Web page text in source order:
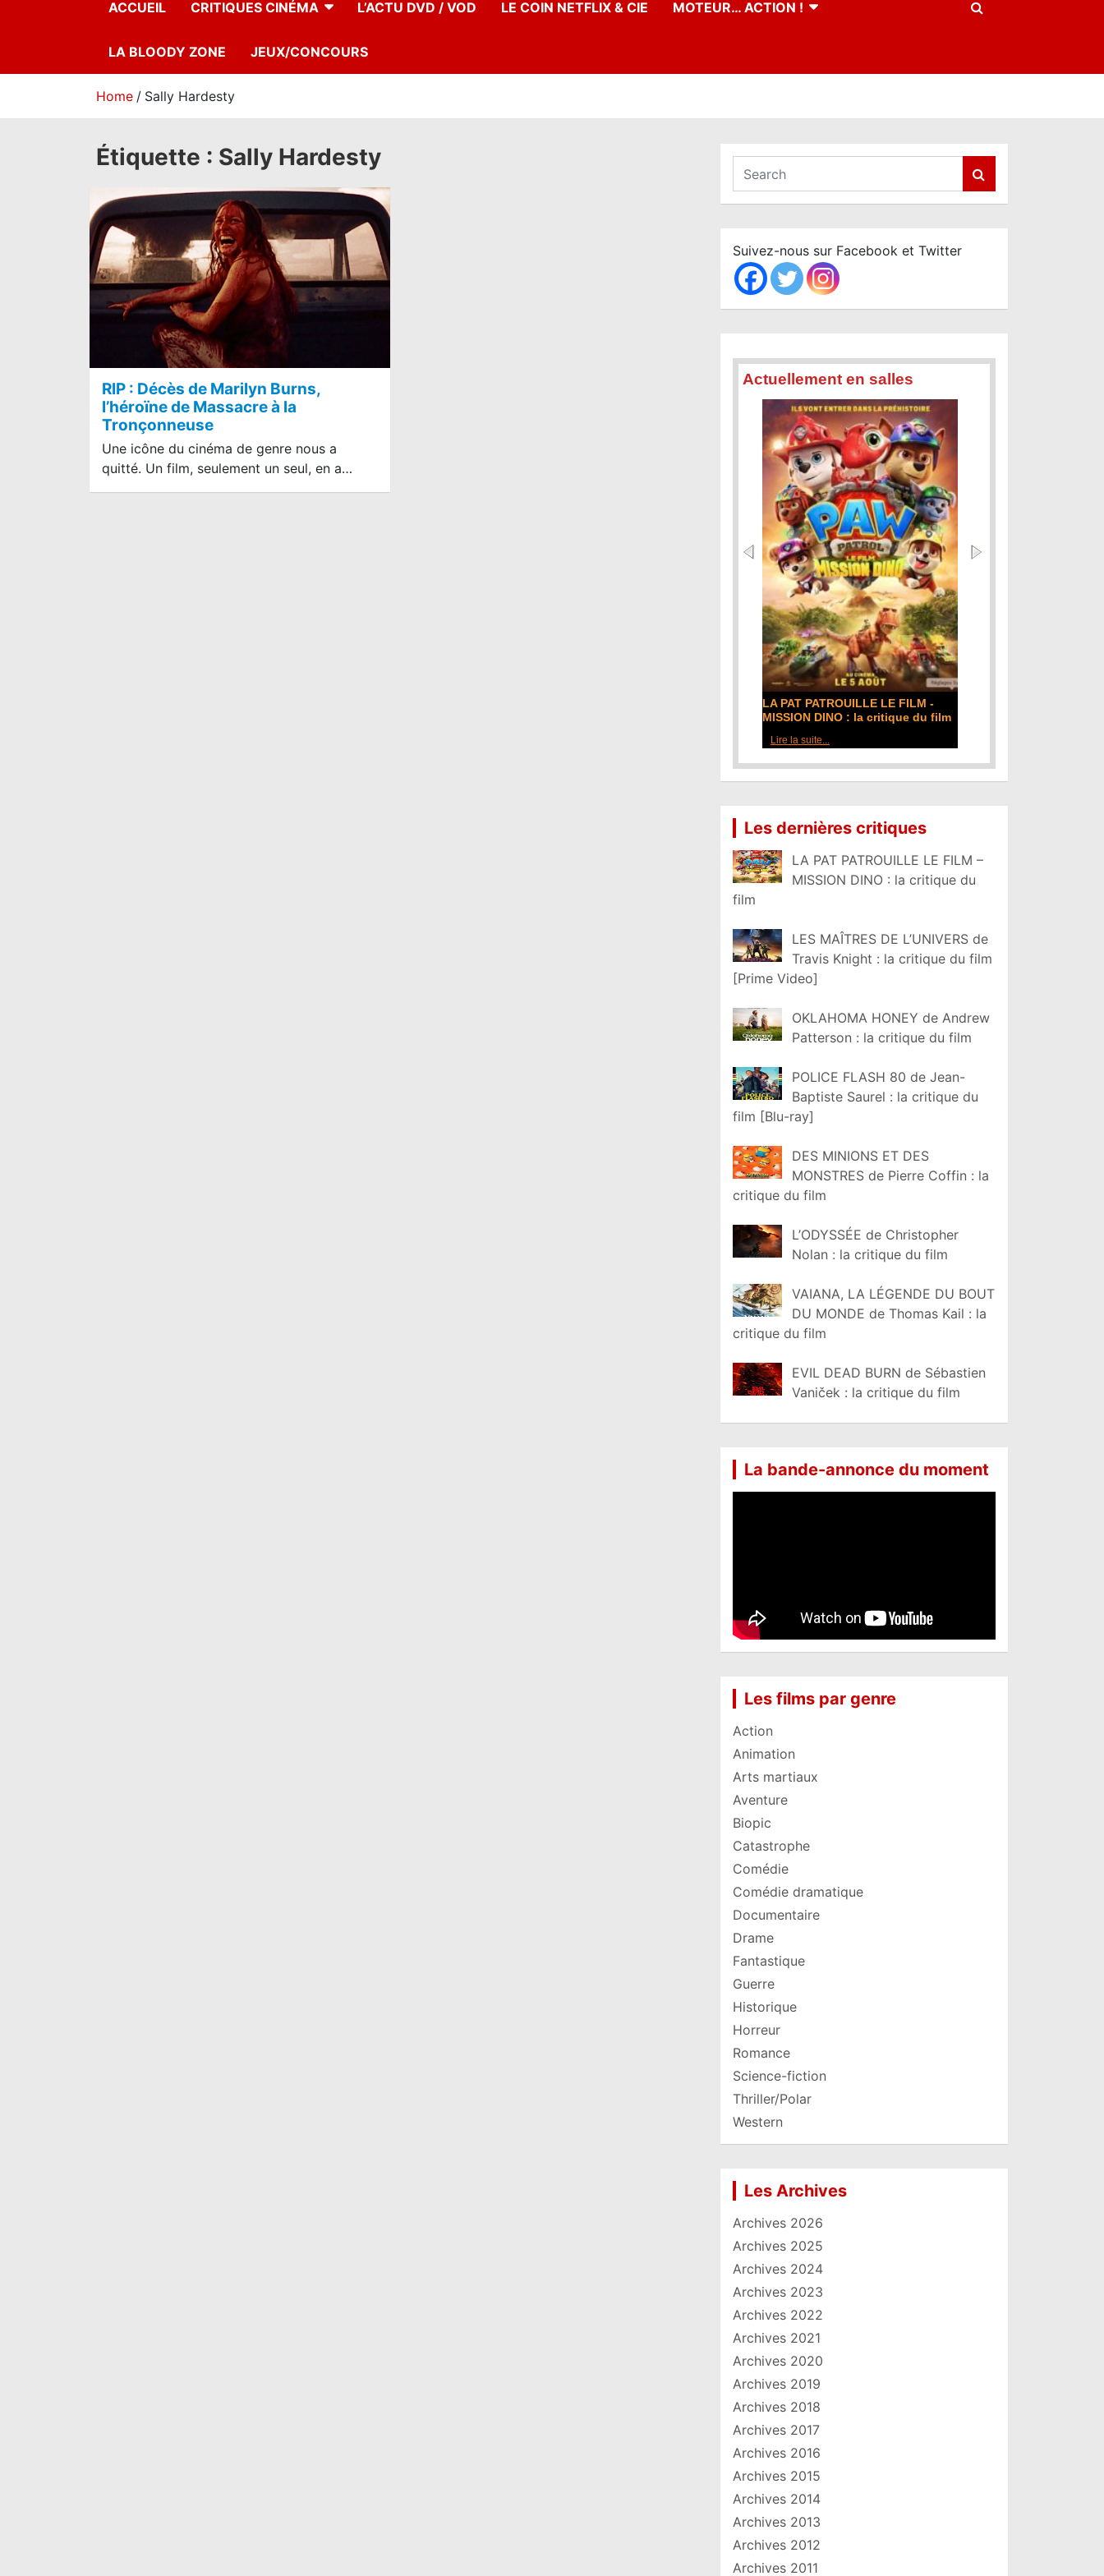
ACCUEIL CRITIQUES CINÉMA L’ACTU DVD / VOD LE COIN NETFLIX & CIE MOTEUR… ACTION !
LA BLOODY ZONE JEUX/CONCOURS
Home Sally Hardesty
Étiquette : Sally Hardesty
RIP : Décès de Marilyn Burns,
l’héroïne de Massacre à la
Tronçonneuse
Une icône du cinéma de genre nous a
quitté. Un film, seulement un seul, en a…
a
c
h
Suivez-nous sur Facebook et Twitter
Actuellement en salles
LA PAT PATROUILLE LE FILM -
MISSION DINO : la critique du film
Lire la suite...
Les dernières critiques
LA PAT PATROUILLE LE FILM –
MISSION DINO : la critique du
film
LES MAÎTRES DE L’UNIVERS de
Travis Knight : la critique du film
[Prime Video]
OKLAHOMA HONEY de Andrew
Patterson : la critique du film
POLICE FLASH 80 de Jean-
Baptiste Saurel : la critique du
film [Blu-ray]
DES MINIONS ET DES
MONSTRES de Pierre Coffin : la
critique du film
L’ODYSSÉE de Christopher
Nolan : la critique du film
VAIANA, LA LÉGENDE DU BOUT
DU MONDE de Thomas Kail : la
critique du film
EVIL DEAD BURN de Sébastien
Vaniček : la critique du film
La bande-annonce du moment
Les films par genre
Action
Animation
Arts martiaux
Aventure
Biopic
Catastrophe
Comédie
Comédie dramatique
Documentaire
Drame
Fantastique
Guerre
Historique
Horreur
Romance
Science-fiction
Thriller/Polar
Western
Les Archives
Archives 2026
Archives 2025
Archives 2024
Archives 2023
Archives 2022
Archives 2021
Archives 2020
Archives 2019
Archives 2018
Archives 2017
Archives 2016
Archives 2015
Archives 2014
Archives 2013
Archives 2012
Archives 2011